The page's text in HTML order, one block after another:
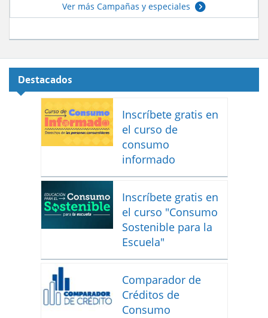
Ver más Campañas y especiales
Destacados
Inscríbete gratis en
el curso de
consumo
informado
Inscríbete gratis en
el curso "Consumo
Sostenible para la
Escuela"
Comparador de
Créditos de
Consumo